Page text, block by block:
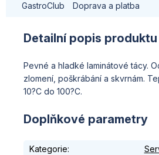
GastroClub Doprava a platba
Detailní popis produktu
Pevné a hladké laminátové tácy.
zlomení, poškrábání a skvrnám.
10?C do 100?C.
Doplňkové parametry
Kategorie: